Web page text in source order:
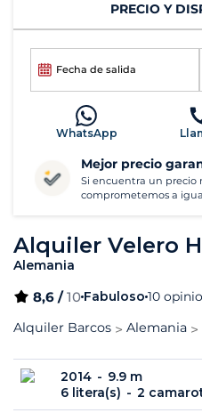
Alquiler Velero
Alemania
8,6 /10 Fabuloso 10
Alquiler Barcos
Alemania
2014
9.9 m
6 litera(s)
2
PRECIO Y
Fecha de salida
WhatsApp
Mejor precio
Si encuentra un precio
comprometemos a